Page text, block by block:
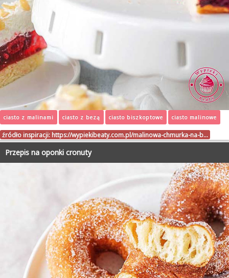
ciasto z malinami ciasto z bezą ciasto biszkoptowe ciasto malinowe
źródło inspiracji: https://wypiekibeaty.com.pl/malinowa-chmurka-na-b…
Przepis na oponki cronuty